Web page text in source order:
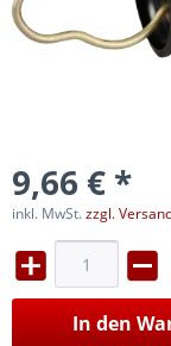
9,66 € *
inkl. MwSt.zzgl.
In den